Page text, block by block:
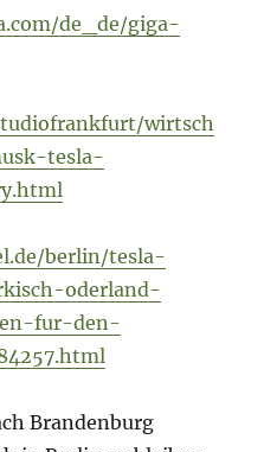
de_de/giga-
wirtsch
tesla-
berlin/tesla-
oderland-
fur-den-
Brandenburg